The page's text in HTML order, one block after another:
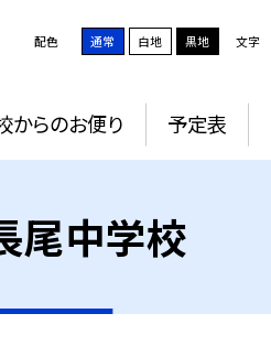
配色 通常 白地 黒地 文字
からのお便り 予定表
尾中学校